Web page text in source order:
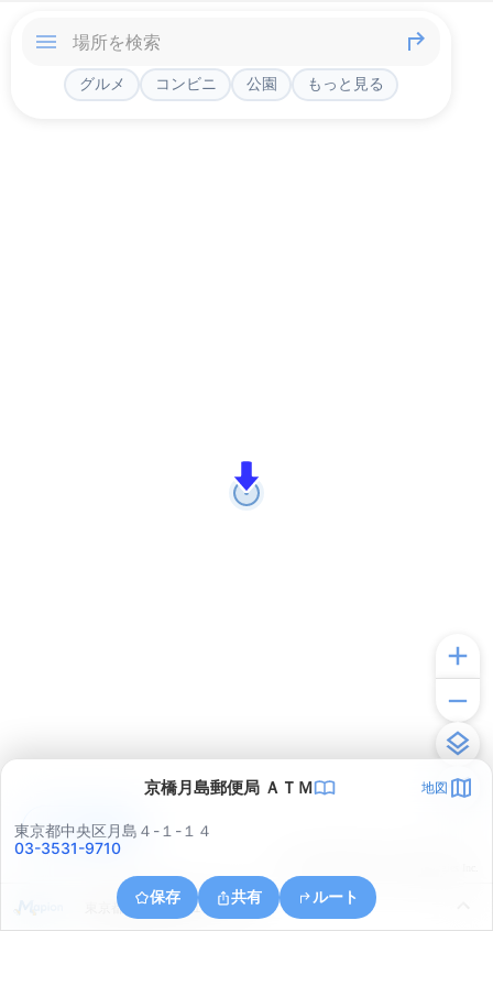
グルメ コンビニ 公園 もっと見る
京橋月島郵便局 ＡＴＭ 地図
東京都中央区月島４-１-１４
03-3531-9710
保存 共有 ルート
東京都江東区富岡１丁目２３
アプリで見る